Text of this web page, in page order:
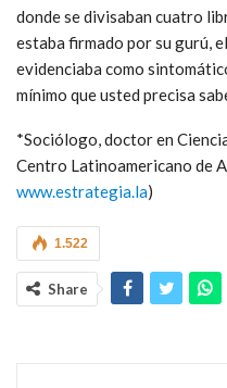
donde se divisaban cuatro
estaba firmado por su gurú,
evidenciaba como
mínimo que usted precisa
*Sociólogo, doctor en
Centro Latinoamericano de
www.estrategia.la)
1.522
Share